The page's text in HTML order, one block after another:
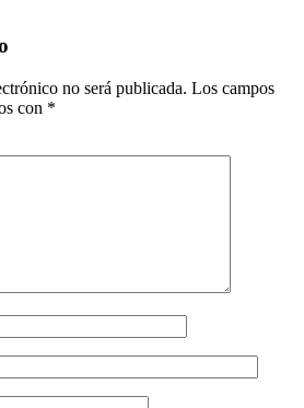
no será publicada. Los campos
con *